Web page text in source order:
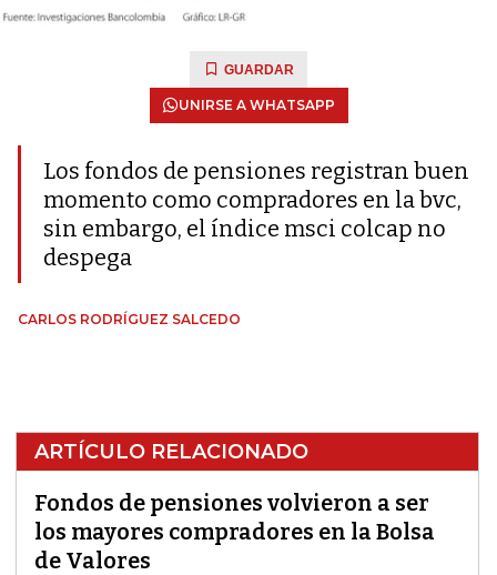
GUARDAR
UNIRSE A WHATSAPP
Los fondos de pensiones registran buen
momento como compradores en la bvc,
sin embargo, el índice msci colcap no
despega
CARLOS RODRÍGUEZ SALCEDO
ARTÍCULO RELACIONADO
Fondos de pensiones volvieron a ser
los mayores compradores en la Bolsa
de Valores